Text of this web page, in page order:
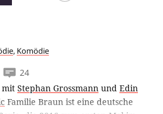
, Komödie
24
mit Stephan Grossmann und Edin
Familie Braun ist eine deutsche